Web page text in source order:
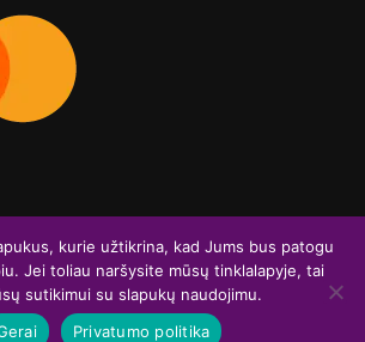
Graviruoja.lt 2026
kurie užtikrina, kad Jums bus patogu
Jei toliau naršysite mūsų tinklalapyje, tai
sutikimui su slapukų naudojimu.
Privatumo politika